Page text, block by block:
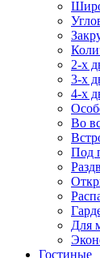
2-х
3-х
4-х
Во
Под
Для
Гостиные